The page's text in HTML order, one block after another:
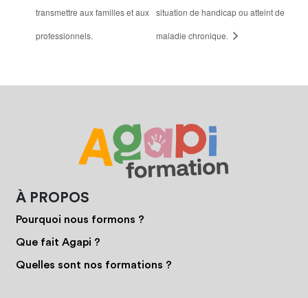
transmettre aux familles et aux
professionnels.
situation de handicap ou atteint de
maladie chronique.
À PROPOS
Pourquoi nous formons ?
Que fait Agapi ?
Quelles sont nos formations ?